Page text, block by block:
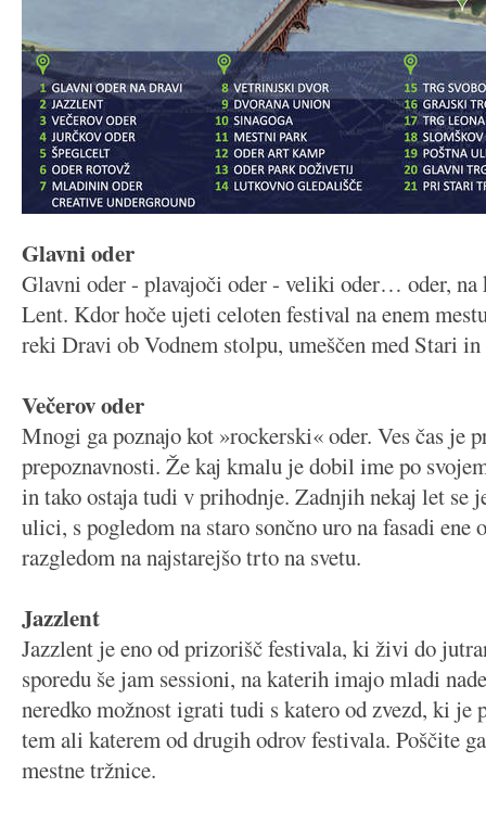
Glavni oder
Glavni oder - plavajoči oder - veliki oder… oder, na
Lent. Kdor hoče ujeti celoten festival na enem
reki Dravi ob Vodnem stolpu, umeščen med Stari
Večerov oder
Mnogi ga poznajo kot »rockerski« oder. Ves čas je
prepoznavnosti. Že kaj kmalu je dobil ime po
in tako ostaja tudi v prihodnje. Zadnjih nekaj let se
ulici, s pogledom na staro sončno uro na fasadi ene
razgledom na najstarejšo trto na svetu.
Jazzlent
Jazzlent je eno od prizorišč festivala, ki živi do
sporedu še jam sessioni, na katerih imajo mladi
neredko možnost igrati tudi s katero od zvezd, ki je
tem ali katerem od drugih odrov festivala. Poščite
mestne tržnice.